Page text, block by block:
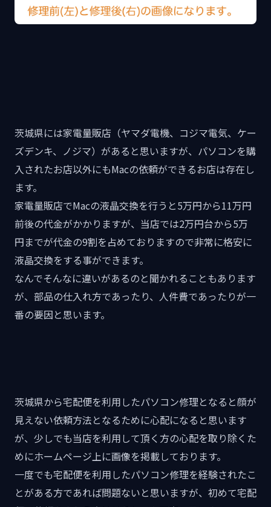
茨城県には家電量販店（ヤマダ電機、コジマ電気、ケー
ズデンキ、ノジマ）があると思いますが、パソコンを購
入されたお店以外にもMacの依頼ができるお店は存在し
ます。
家電量販店でMacの液晶交換を行うと5万円から11万円
前後の代金がかかりますが、当店では2万円台から5万
円までが代金の9割を占めておりますので非常に格安に
液晶交換をする事ができます。
なんでそんなに違いがあるのと聞かれることもあります
が、部品の仕入れ方であったり、人件費であったりが一
番の要因と思います。
茨城県から宅配便を利用したパソコン修理となると顔が
見えない依頼方法となるために心配になると思います
が、少しでも当店を利用して頂く方の心配を取り除くた
めにホームページ上に画像を掲載しております。
一度でも宅配便を利用したパソコン修理を経験されたこ
とがある方であれば問題ないと思いますが、初めて宅配